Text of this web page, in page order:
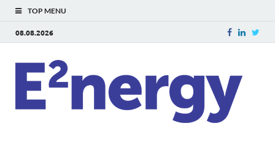
TOP MENU
08.08.2026